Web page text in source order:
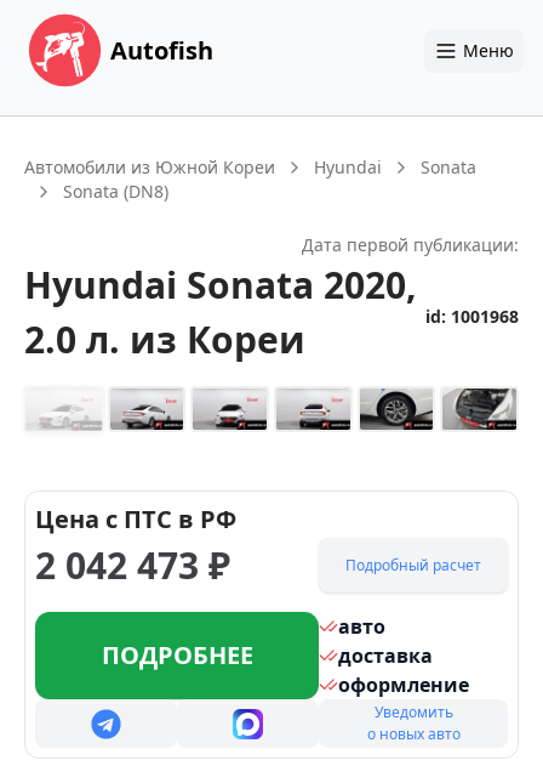
Autofish Меню
Автомобили из Южной Кореи Hyundai
Sonata
Sonata (DN8)
Дата первой публикации:
Hyundai Sonata 2020,
2.0 л. из Кореи id: 1001968
Цена с ПТС в РФ
2 042 473 ₽ Подробный расчет
ПОДРОБНЕЕ
авто
доставка
оформление
Уведомить
о новых авто